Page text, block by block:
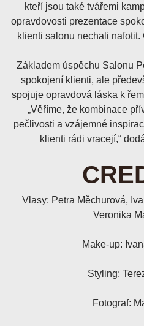
kteří jsou také tvářemi
opravdovosti prezentace
klienti salonu nechali
Základem úspěchu Salonu
spokojení klienti, ale
spojuje opravdová láska k
„Věříme, že kombinace
pečlivosti a vzájemné
klienti rádi vracejí,“
Vlasy: Petra Měchurová,
Veronika
Make-up:
Styling:
Fotograf: